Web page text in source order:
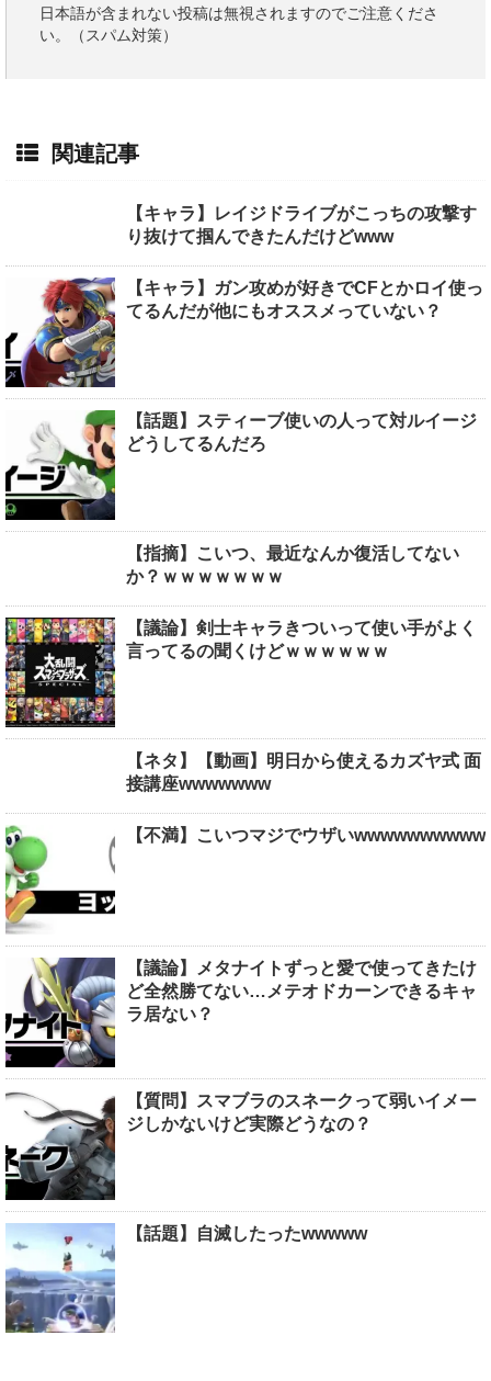
日本語が含まれない投稿は無視されますのでご注意くださ
い。（スパム対策）
関連記事
【キャラ】レイジドライブがこっちの攻撃す
り抜けて掴んできたんだけどwww
【キャラ】ガン攻めが好きでCFとかロイ使っ
てるんだが他にもオススメっていない？
【話題】スティーブ使いの人って対ルイージ
どうしてるんだろ
【指摘】こいつ、最近なんか復活してない
か？ｗｗｗｗｗｗｗ
【議論】剣士キャラきついって使い手がよく
言ってるの聞くけどｗｗｗｗｗｗ
【ネタ】【動画】明日から使えるカズヤ式 面
接講座wwwwwww
【不満】こいつマジでウザいwwwwwwwwww
【議論】メタナイトずっと愛で使ってきたけ
ど全然勝てない…メテオドカーンできるキャ
ラ居ない？
【質問】スマブラのスネークって弱いイメー
ジしかないけど実際どうなの？
【話題】自滅したったwwwww